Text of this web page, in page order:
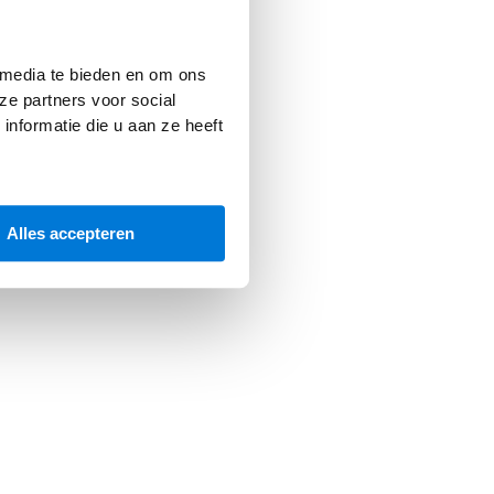
te bieden en om ons
partners voor social
die u aan ze heeft
Alles accepteren
for more information).